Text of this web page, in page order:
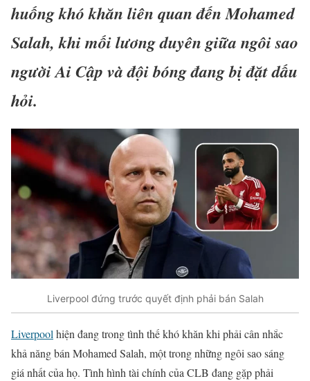
huống khó khăn liên quan đến Mohamed
Salah, khi mối lương duyên giữa ngôi sao
người Ai Cập và đội bóng đang bị đặt dấu
hỏi.
Liverpool đứng trước quyết định phải bán Salah
Liverpoolhiện đang trong tình thế khó khăn khi phải cân nhắc
khả năng bán Mohamed Salah, một trong những ngôi sao sáng
giá nhất của họ. Tình hình tài chính của CLB đang gặp phải